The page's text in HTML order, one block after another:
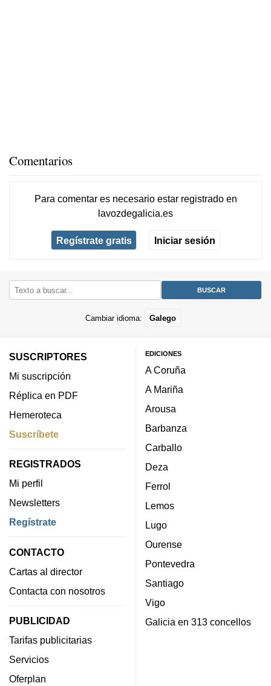
Comentarios
Para comentar es necesario estar registradoen
lavozdegalicia.es
Regístrate gratis Iniciar sesión
Cambiar idioma: Galego
SUSCRIPTORES
Mi suscripción
Réplica en PDF
Hemeroteca
Suscríbete
REGISTRADOS
Mi perfil
Newsletters
Regístrate
CONTACTO
Cartas al director
Contacta con nosotros
PUBLICIDAD
Tarifas publicitarias
Servicios
Oferplan
EDICIONES
A Coruña
A Mariña
Arousa
Barbanza
Carballo
Deza
Ferrol
Lemos
Lugo
Ourense
Pontevedra
Santiago
Vigo
Galicia en 313 concellos